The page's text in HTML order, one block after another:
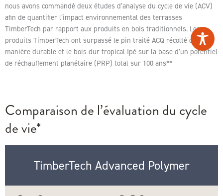
nous avons commandé deux études d’analyse du cycle de vie (ACV)
afin de quantifier l’impact environnemental des terrasses
TimberTech par rapport aux produits en bois traditionnels. Les
produits TimberTech ont surpassé le pin traité ACQ récolté de
manière durable et le bois dur tropical Ipé sur la base d’un potentiel
de réchauffement planétaire (PRP) total sur 100 ans**
Comparaison de l’évaluation du cycle
de vie*
TimberTech Advanced Polymer